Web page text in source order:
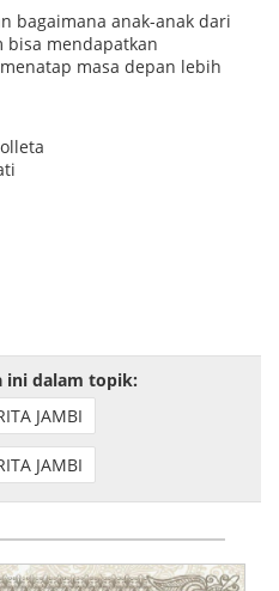
bagaimana anak-anak dari
bisa mendapatkan
masa depan lebih
ini dalam topik:
JAMBI
JAMBI